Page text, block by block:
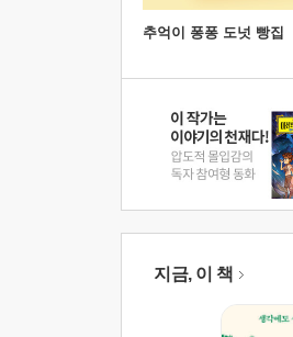
추억이 퐁퐁 도넛 빵집
지금, 이 책